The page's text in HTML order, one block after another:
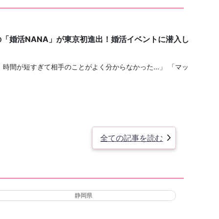
婚活NANA」が東京初進出！婚活イベントに潜入し
間が短すぎて相手のことがよく分からなかった…」 「マッ
全ての記事を読む
静岡県